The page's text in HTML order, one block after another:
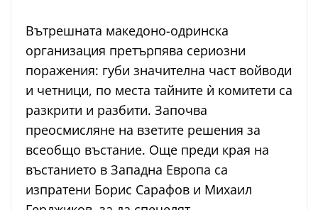
Вътрешната македоно-одринска
организация претърпява сериозни
поражения: губи значителна част войводи
и четници, по места тайните ѝ комитети са
разкрити и разбити. Започва
преосмисляне на взетите решения за
всеобщо въстание. Още преди края на
въстанието в Западна Европа са
изпратени Борис Сарафов и Михаил